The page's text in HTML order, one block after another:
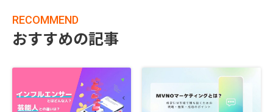
RECOMMEND
おすすめの記事